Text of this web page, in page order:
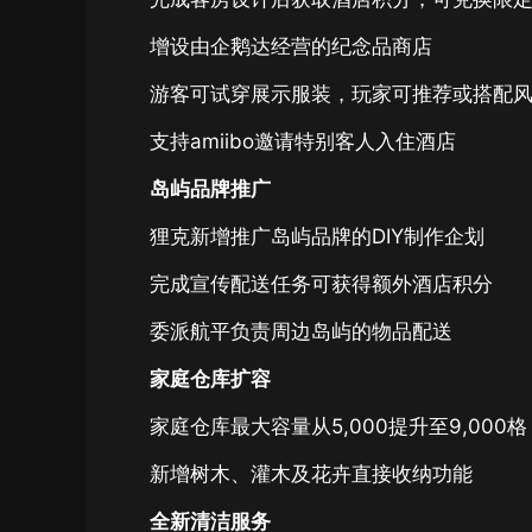
增设由企鹅达经营的纪念品商店
游客可试穿展示服装，玩家可推荐或搭配
支持amiibo邀请特别客人入住酒店
岛屿品牌推广
狸克新增推广岛屿品牌的DIY制作企划
完成宣传配送任务可获得额外酒店积分
委派航平负责周边岛屿的物品配送
家庭仓库扩容
家庭仓库最大容量从5,000提升至9,000格
新增树木、灌木及花卉直接收纳功能
全新清洁服务